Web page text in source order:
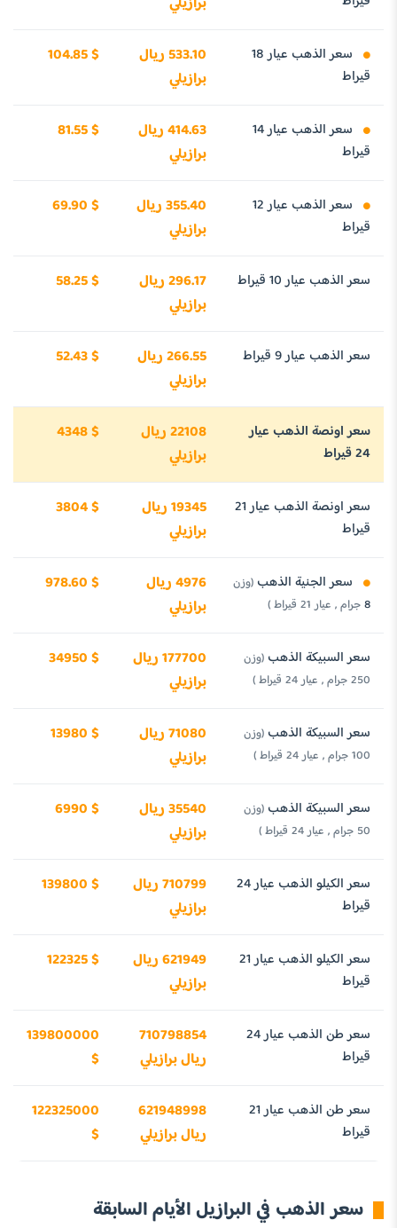
سعر الذهب عيار 18
قيراط
533.10 ريال
برازيلي
104.85 $
سعر الذهب عيار 14
قيراط
414.63 ريال
برازيلي
81.55 $
سعر الذهب عيار 12
قيراط
355.40 ريال
برازيلي
69.90 $
سعر الذهب عيار 10 قيراط
296.17 ريال
برازيلي
58.25 $
سعر الذهب عيار 9 قيراط
266.55 ريال
برازيلي
52.43 $
سعر اونصة الذهب عيار
24 قيراط
22108 ريال
برازيلي
4348 $
سعر اونصة الذهب عيار 21
قيراط
19345 ريال
برازيلي
3804 $
سعر الجنية الذهب (وزن
8 جرام , عيار 21 قيراط )
4976 ريال
برازيلي
978.60 $
سعر السبيكة الذهب (وزن
250 جرام , عيار 24 قيراط )
177700 ريال
برازيلي
34950 $
سعر السبيكة الذهب (وزن
100 جرام , عيار 24 قيراط )
71080 ريال
برازيلي
13980 $
سعر السبيكة الذهب (وزن
50 جرام , عيار 24 قيراط )
35540 ريال
برازيلي
6990 $
سعر الكيلو الذهب عيار 24
قيراط
710799 ريال
برازيلي
139800 $
سعر الكيلو الذهب عيار 21
قيراط
621949 ريال
برازيلي
122325 $
سعر طن الذهب عيار 24
قيراط
710798854
ريال برازيلي
139800000
$
سعر طن الذهب عيار 21
قيراط
621948998
ريال برازيلي
122325000
$
سعر الذهب في البرازيل الأيام السابقة